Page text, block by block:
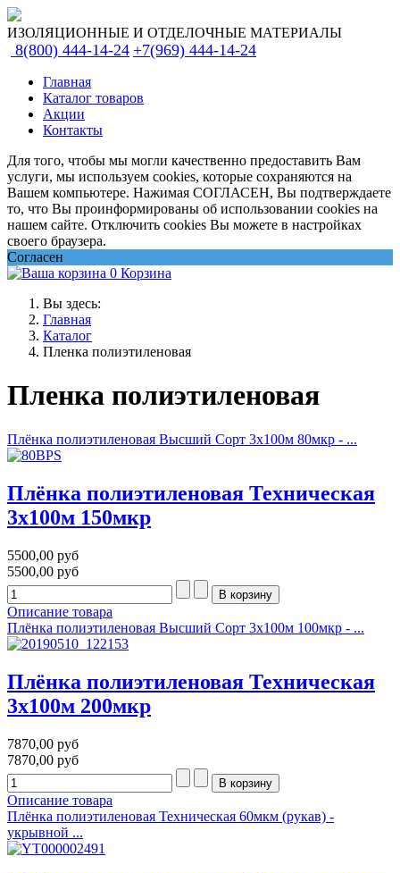
ИЗОЛЯЦИОННЫЕ И ОТДЕЛОЧНЫЕ МАТЕРИАЛЫ
8(800) 444-14-24 +7(969) 444-14-24
Главная
Каталог товаров
Акции
Контакты
Для того, чтобы мы могли качественно предоставить Вам
услуги, мы используем cookies, которые сохраняются на
Вашем компьютере. Нажимая СОГЛАСЕН, Вы подтверждаете
то, что Вы проинформированы об использовании cookies на
нашем сайте. Отключить cookies Вы можете в настройках
своего браузера.
Согласен
0 Корзина
Вы здесь:
Главная
Каталог
Пленка полиэтиленовая
Пленка полиэтиленовая
Плёнка полиэтиленовая Высший Сорт 3х100м 80мкр - ...
Плёнка полиэтиленовая Техническая
3х100м 150мкр
5500,00 руб
5500,00 руб
Описание товара
Плёнка полиэтиленовая Высший Сорт 3х100м 100мкр - ...
Плёнка полиэтиленовая Техническая
3х100м 200мкр
7870,00 руб
7870,00 руб
Описание товара
Плёнка полиэтиленовая Техническая 60мкм (рукав) -
укрывной ...